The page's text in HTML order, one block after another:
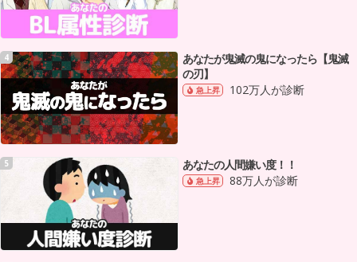
4
あなたが鬼滅の鬼になったら【鬼滅
の刃】
急上昇 102万人が診断
5 あなたの人間嫌い度！！
急上昇 88万人が診断